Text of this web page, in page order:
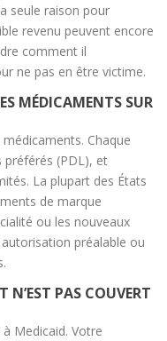
seule raison pour
revenu peuvent encore
comment il
ne pas en être victime.
MÉDICAMENTS SUR
Chaque
préférés (PDL), et
La plupart des États
de marque
ou les nouveaux
préalable ou
N’EST PAS COUVERT
Medicaid. Votre